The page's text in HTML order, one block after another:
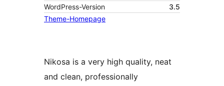
WordPress-Version
3.5
Theme-Homepage
Nikosa is a very high quality, neat
and clean, professionally